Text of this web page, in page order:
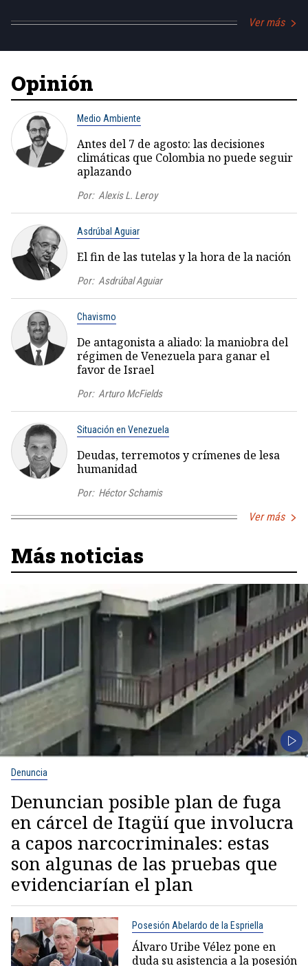
Ver más
Opinión
Medio Ambiente
Antes del 7 de agosto: las decisiones
climáticas que Colombia no puede seguir
aplazando
Por: Alexis L. Leroy
Asdrúbal Aguiar
El fin de las tutelas y la hora de la nación
Por: Asdrúbal Aguiar
Chavismo
De antagonista a aliado: la maniobra del
régimen de Venezuela para ganar el
favor de Israel
Por: Arturo McFields
Situación en Venezuela
Deudas, terremotos y crímenes de lesa
humanidad
Por: Héctor Schamis
Ver más
Más noticias
Denuncia
Denuncian posible plan de fuga
en cárcel de Itagüí que involucra
a capos narcocriminales: estas
son algunas de las pruebas que
evidenciarían el plan
Posesión Abelardo de la Espriella
Álvaro Uribe Vélez pone en
duda su asistencia a la posesión